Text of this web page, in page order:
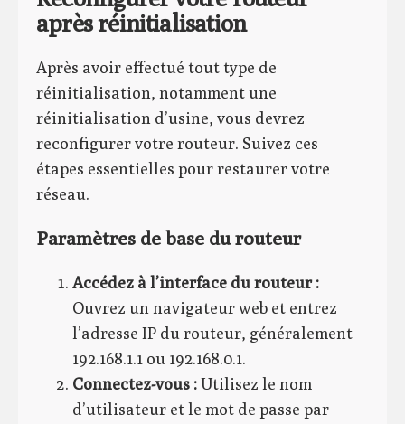
après réinitialisation
Après avoir effectué tout type de
réinitialisation, notamment une
réinitialisation d’usine, vous devrez
reconfigurer votre routeur. Suivez ces
étapes essentielles pour restaurer votre
réseau.
Paramètres de base du routeur
Accédez à l’interface du routeur :
Ouvrez un navigateur web et entrez
l’adresse IP du routeur, généralement
192.168.1.1 ou 192.168.0.1.
Connectez-vous :Utilisez le nom
d’utilisateur et le mot de passe par